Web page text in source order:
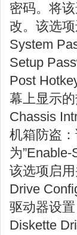
密码。将
改。该选
System
Setup
Post
幕上显示的
Chassis
机箱防盗
为
该选项启
Drive
驱动器设置
Diskette